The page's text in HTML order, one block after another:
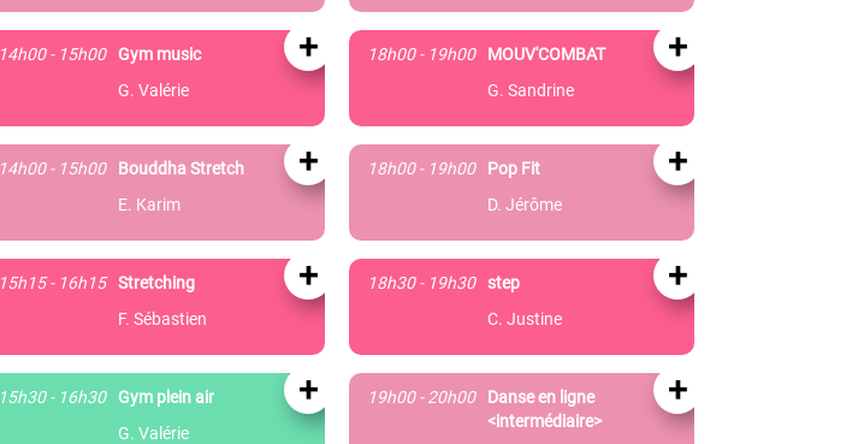
14h00 - 15h00
Gym music
G. Valérie
+
14h00 - 15h00
Bouddha Stretch
E. Karim
+
15h15 - 16h15
Stretching
F. Sébastien
+
15h30 - 16h30
Gym plein air
G. Valérie
+
18h00 - 19h00
MOUV'COMBAT
G. Sandrine
+
18h00 - 19h00
Pop Fit
D. Jérôme
+
18h30 - 19h30
step
C. Justine
+
19h00 - 20h00
Danse en ligne
<intermédiaire>
+